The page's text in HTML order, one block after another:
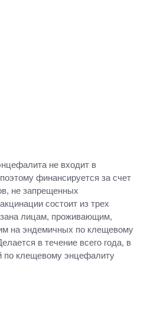
не входит в
финансируется за счет
не запрещенных
состоит из трех
лицам, проживающим,
на эндемичных по клещевому
в течение всего года, в
по клещевому энцефалиту